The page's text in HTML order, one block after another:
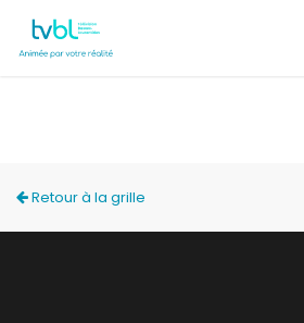
Retour à la grille